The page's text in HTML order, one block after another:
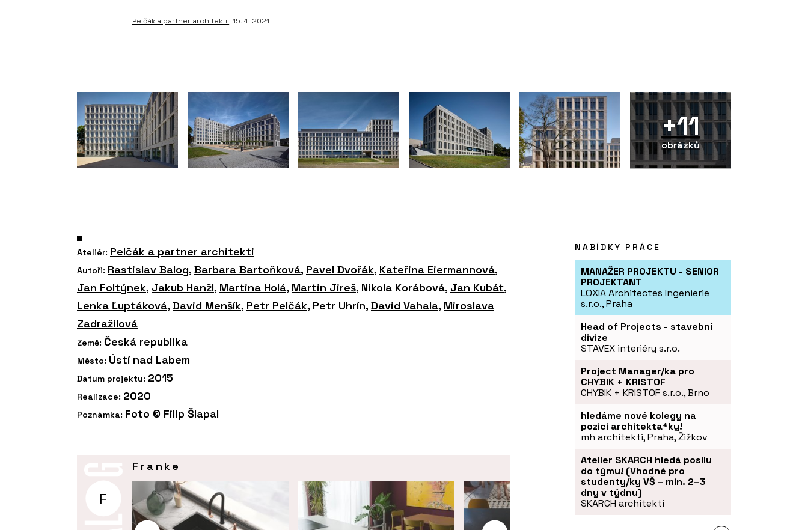
Pelčák a partner architekti , 15. 4. 2021
+11
obrázků
Ateliér: Pelčák a partner architekti
Autoři: Rastislav Balog, Barbara Bartoňková, Pavel Dvořák, Kateřina Eiermannová,
Jan Foltýnek, Jakub Hanžl, Martina Holá, Martin Jireš, Nikola Korábová, Jan Kubát,
Lenka Ľuptáková, David Menšík, Petr Pelčák, Petr Uhrín, David Vahala, Miroslava
Zadražilová
Země: Česká republika
Město: Ústí nad Labem
Datum projektu: 2015
Realizace: 2020
Poznámka: Foto © Filip Šlapal
F
Franke
NABÍDKY PRÁCE
MANAŽER PROJEKTU - SENIOR
PROJEKTANT
LOXIA Architectes Ingenierie
s.r.o., Praha
Head of Projects - stavební
divize
STAVEX interiéry s.r.o.
Project Manager/ka pro
CHYBIK + KRISTOF
CHYBIK + KRISTOF s.r.o., Brno
hledáme nové kolegy na
pozici architekta*ky!
mh architekti, Praha, Žižkov
Atelier SKARCH hledá posilu
do týmu! (Vhodné pro
studenty/ky VŠ – min. 2–3
dny v týdnu)
SKARCH architekti